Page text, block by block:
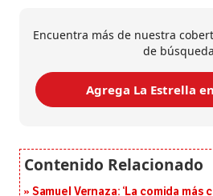
Encuentra más de nuestra
de
Agrega La Estrella
Samuel Vernaza: ‘La comida más